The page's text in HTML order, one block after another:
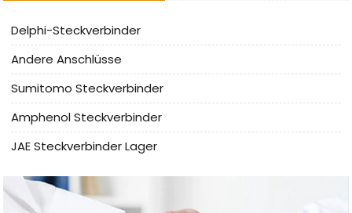
Delphi-Steckverbinder
Andere Anschlüsse
Sumitomo Steckverbinder
Amphenol Steckverbinder
JAE Steckverbinder Lager